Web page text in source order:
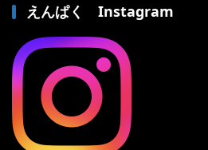
えんぱく Instagram